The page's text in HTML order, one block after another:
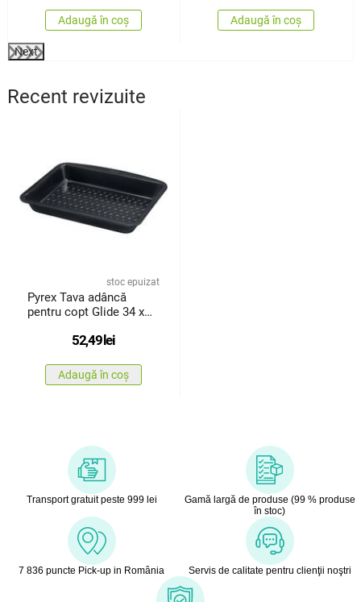
Adaugă în coș Adaugă în coș
Next
Recent revizuite
stoc epuizat
Pyrex Tava adâncă
pentru copt Glide 34 x
52,49lei
Adaugă în coș
Transport gratuit peste 999 lei
Gamă largă de produse (99 % produse
în stoc)
7 836 puncte Pick-up in România Servis de calitate pentru clienţii noştri